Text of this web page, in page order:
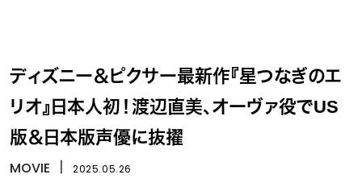
ディズニー＆ピクサー最新作『星つなぎのエ
リオ』日本人初！渡辺直美、オーヴァ役でUS
版＆日本版声優に抜擢
MOVIE 2025.05.26